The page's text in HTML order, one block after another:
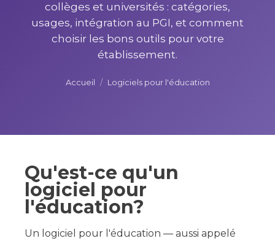
collèges et universités : catégories,
usages, intégration au PGI, et comment
choisir les bons outils pour votre
établissement.
Accueil / Logiciels pour l'éducation
Qu'est-ce qu'un
logiciel pour
l'éducation?
Un logiciel pour l'éducation — aussi appelé